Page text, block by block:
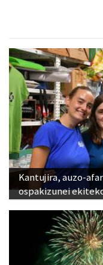
Kantujira, auzo-
ospakizunei